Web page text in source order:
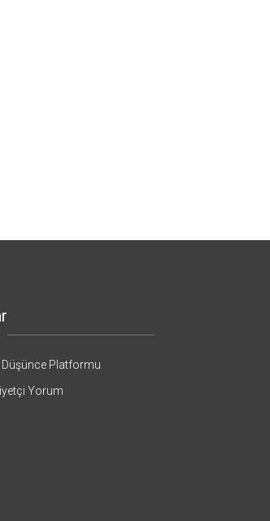
Düşünce Platformu
Yorum